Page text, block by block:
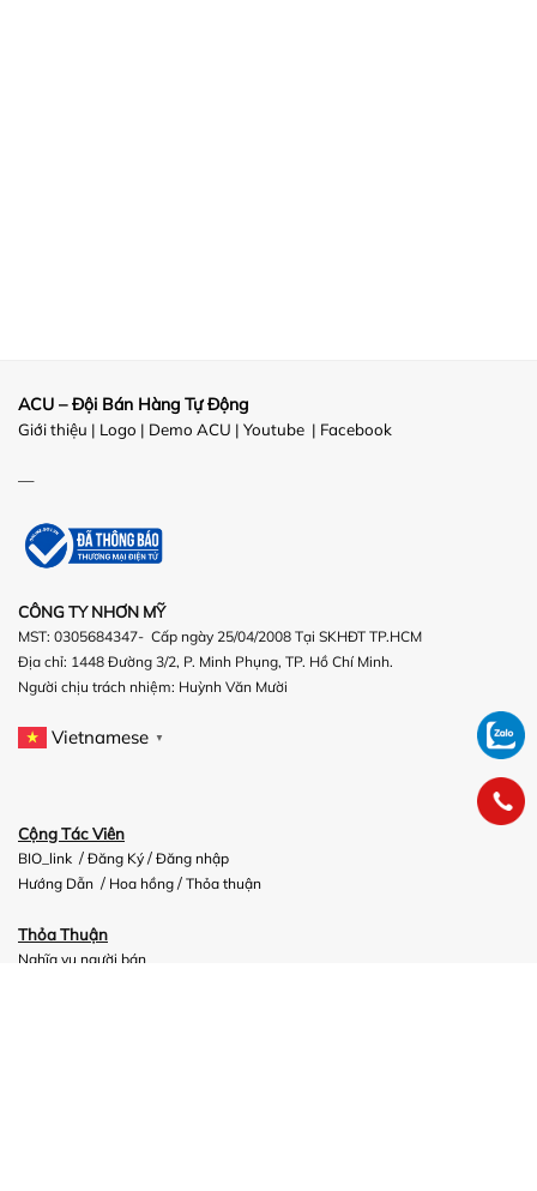
ACU – Đội Bán Hàng Tự Động
Giới thiệu | Logo | Demo ACU | Youtube | Facebook
—
CÔNG TY NHƠN MỸ
MST: 0305684347- Cấp ngày 25/04/2008 Tại SKHĐT TP.HCM
Địa chỉ: 1448 Đường 3/2, P. Minh Phụng, TP. Hồ Chí Minh.
Người chịu trách nhiệm: Huỳnh Văn Mười
Vietnamese ▼
Cộng Tác Viên
BIO_link / Đăng Ký / Đăng nhập
Hướng Dẫn / Hoa hồng / Thỏa thuận
Thỏa Thuận
Nghĩa vụ người bán